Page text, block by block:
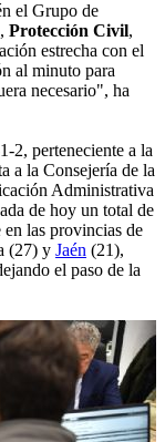
el Grupo de
Protección Civil,
estrecha con el
al minuto para
necesario", ha
2, perteneciente a la
a la Consejería de la
Administrativa
de hoy un total de
las provincias de
(27) y Jaén (21),
el paso de la